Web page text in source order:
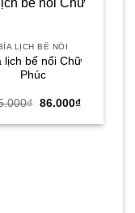
LỊCH BẾ NỔI
lịch bế nổi Chữ
Phúc
₫ Giá
là:
86.000₫Giá
tại